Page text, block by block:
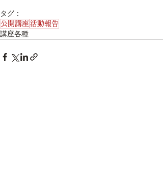
タグ：
公開講座 活動報告
講座各種